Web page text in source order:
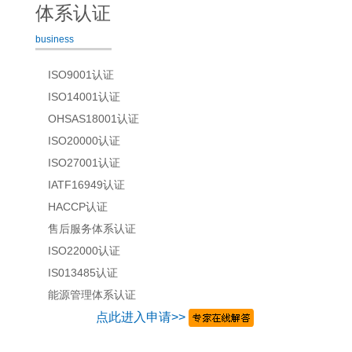
体系认证
business
ISO9001认证
ISO14001认证
OHSAS18001认证
ISO20000认证
ISO27001认证
IATF16949认证
HACCP认证
售后服务体系认证
ISO22000认证
IS013485认证
能源管理体系认证
点此进入申请>>